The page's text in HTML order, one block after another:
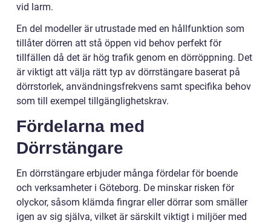
vid larm.
En del modeller är utrustade med en hållfunktion som
tillåter dörren att stå öppen vid behov perfekt för
tillfällen då det är hög trafik genom en dörröppning. Det
är viktigt att välja rätt typ av dörrstängare baserat på
dörrstorlek, användningsfrekvens samt specifika behov
som till exempel tillgänglighetskrav.
Fördelarna med
Dörrstängare
En dörrstängare erbjuder många fördelar för boende
och verksamheter i Göteborg. De minskar risken för
olyckor, såsom klämda fingrar eller dörrar som smäller
igen av sig själva, vilket är särskilt viktigt i miljöer med